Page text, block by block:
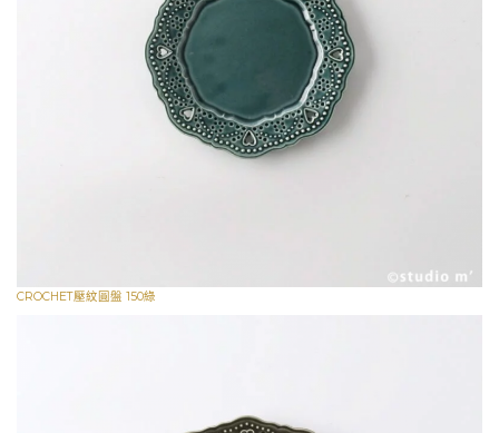
CROCHET壓紋圓盤 150綠